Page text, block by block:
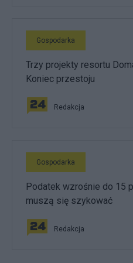
Gospodarka
Trzy projekty resortu
Koniec przestoju
Redakcja
Gospodarka
Podatek wzrośnie do 15
muszą się szykować
Redakcja